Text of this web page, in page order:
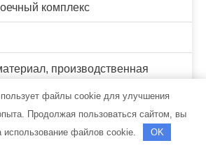
комплекс
производственная
и шиномонтажная мастерская
файлы cookie для улучшения
Продолжая пользоваться сайтом, вы
использование файлов cookie.
OK